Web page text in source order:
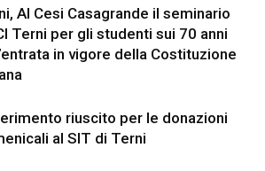
Al Cesi Casagrande il seminario
Terni per gli studenti sui 70 anni
in vigore della Costituzione
riuscito per le donazioni
al SIT di Terni